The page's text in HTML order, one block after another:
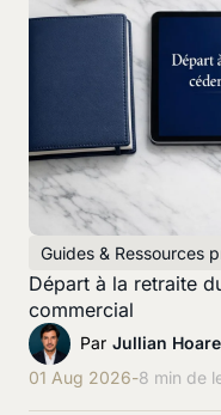
Guides & Ressources
Départ à la retraite
commercial
Par Jullian
01 Aug 2026-8 min de